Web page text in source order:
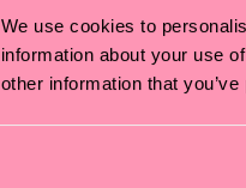
We use cookies to
information about your use
other information that